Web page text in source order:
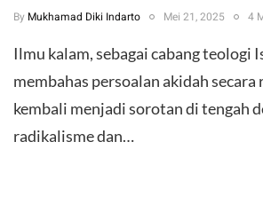
By Mukhamad Diki Indarto Mei 21, 2025 4
Ilmu kalam, sebagai cabang teologi
membahas persoalan akidah secara
kembali menjadi sorotan di tengah
radikalisme dan…